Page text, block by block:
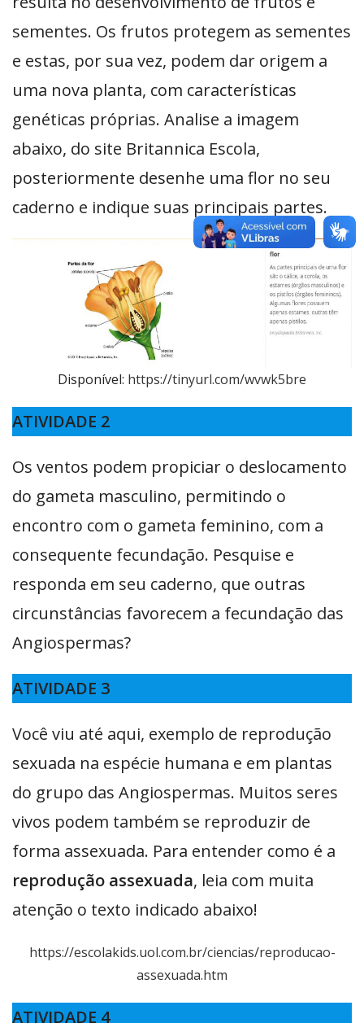
sementes. Os frutos protegem as sementes
e estas, por sua vez, podem dar origem a
uma nova planta, com características
genéticas próprias. Analise a imagem
abaixo, do site Britannica Escola,
posteriormente desenhe uma flor no seu
caderno e indique suas principais partes.
Disponível: https://tinyurl.com/wvwk5bre
ATIVIDADE 2
Os ventos podem propiciar o deslocamento
do gameta masculino, permitindo o
encontro com o gameta feminino, com a
consequente fecundação. Pesquise e
responda em seu caderno, que outras
circunstâncias favorecem a fecundação das
Angiospermas?
ATIVIDADE 3
Você viu até aqui, exemplo de reprodução
sexuada na espécie humana e em plantas
do grupo das Angiospermas. Muitos seres
vivos podem também se reproduzir de
forma assexuada. Para entender como é a
reprodução assexuada, leia com muita
atenção o texto indicado abaixo!
https://escolakids.uol.com.br/ciencias/reproducao-
assexuada.htm
ATIVIDADE 4